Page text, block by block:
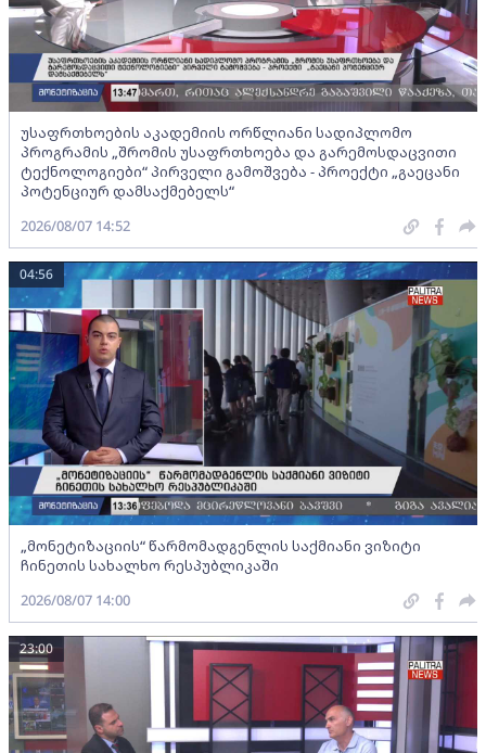
უსაფრთხოების აკადემიის ორწლიანი სადიპლომო
პროგრამის „შრომის უსაფრთხოება და გარემოსდაცვითი
ტექნოლოგიები“ პირველი გამოშვება - პროექტი „გაეცანი
პოტენციურ დამსაქმებელს“
2026/08/07 14:52
„მონეტიზაციის“ წარმომადგენლის საქმიანი ვიზიტი
ჩინეთის სახალხო რესპუბლიკაში
04:56
2026/08/07 14:00
23:00